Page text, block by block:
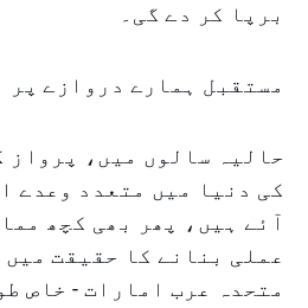
برپا کر دے گی۔
مستقبل ہمارے دروازے پر
حالیہ سالوں میں، پرواز
کی دنیا میں متعدد وعدے
آئے ہیں، پھر بھی کچھ
عملی بنانے کا حقیقت میں
متحدہ عرب امارات - خاص